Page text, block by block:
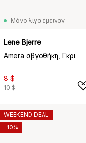
Μόνο λίγα έμειναν
Lene Bjerre
Amera αβγοθήκη, Γκρι
8 $
10 $
WEEKEND DEAL
-10%